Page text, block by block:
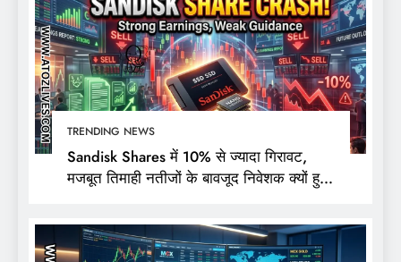
TRENDING NEWS
Sandisk Shares में 10% से ज्यादा गिरावट,
मजबूत तिमाही नतीजों के बावजूद निवेशक क्यों हुए